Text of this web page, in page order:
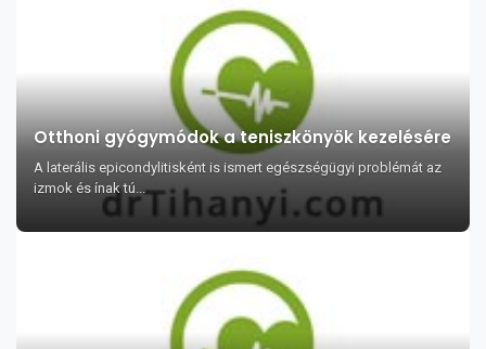
Otthoni gyógymódok a teniszkönyök kezelésére
A laterális epicondylitisként is ismert egészségügyi problémát az
izmok és ínak tú...